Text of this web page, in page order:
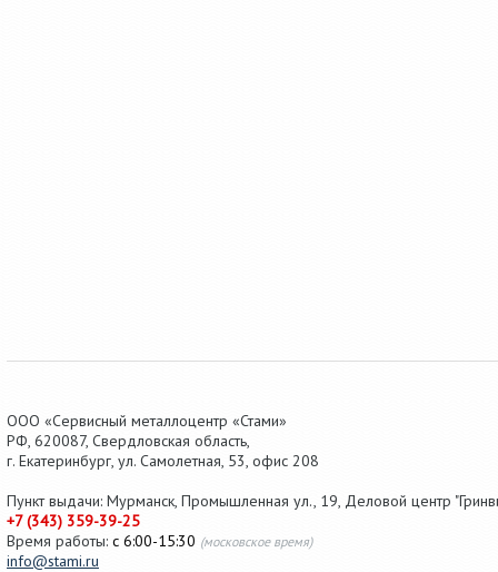
ООО «Сервисный металлоцентр «Стами»
РФ, 620087, Свердловская область,
г. Екатеринбург, ул. Самолетная, 53, офис 208
Пункт выдачи: Мурманск, Промышленная ул., 19, Деловой центр
+7 (343) 359-39-25
Время работы: с 6:00-15:30 (московское время)
info@stami.ru